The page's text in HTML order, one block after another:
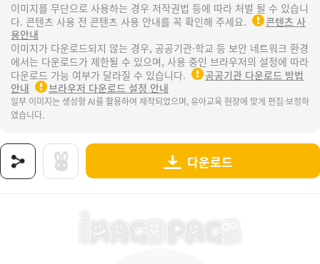
이미지를 무단으로 사용하는 경우 저작권법 등에 따라 처벌 될 수 있습니
다. 콘텐츠 사용 전 콘텐츠 사용 안내를 꼭 확인해 주세요.
콘텐츠 사
용안내
이미지가 다운로드되지 않는 경우, 공공기관·학교 등 보안 네트워크 환경
에서는 다운로드가 제한될 수 있으며, 사용 중인 브라우저의 설정에 따라
다운로드 가능 여부가 달라질 수 있습니다.
공공기관 다운로드 방법
안내
브라우저 다운로드 설정 안내
일부 이미지는 생성형 AI를 활용하여 제작되었으며, 유아교육 현장에 맞게 편집·보정하
였습니다.
다운로드
태그 : 부부의날가랜드, 부부의날, 부부, 결혼, 결혼식, 나와가족, 가정의달, 웨딩데이, 결혼
추가 설명 : 해당 상품에 대한 상세 정보는 이미지로 제공됩니다.